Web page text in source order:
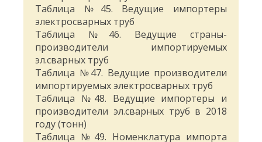
Таблица №45. Ведущие импортеры
электросварных труб
Таблица №46. Ведущие страны-
производители импортируемых
эл.сварных труб
Таблица №47. Ведущие производители
импортируемых электросварных труб
Таблица №48. Ведущие импортеры и
производители эл.сварных труб в 2018
году (тонн)
Таблица №49. Номенклатура импорта